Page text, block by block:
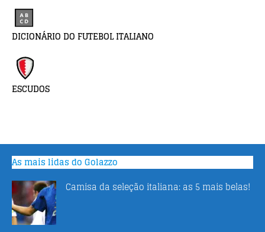
DICIONÁRIO DO FUTEBOL ITALIANO
ESCUDOS
As mais lidas do Golazzo
Camisa da seleção italiana: as 5 mais belas!